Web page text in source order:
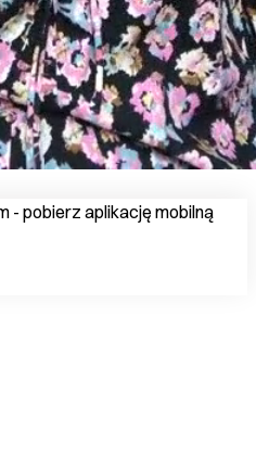
- pobierz aplikację mobilną